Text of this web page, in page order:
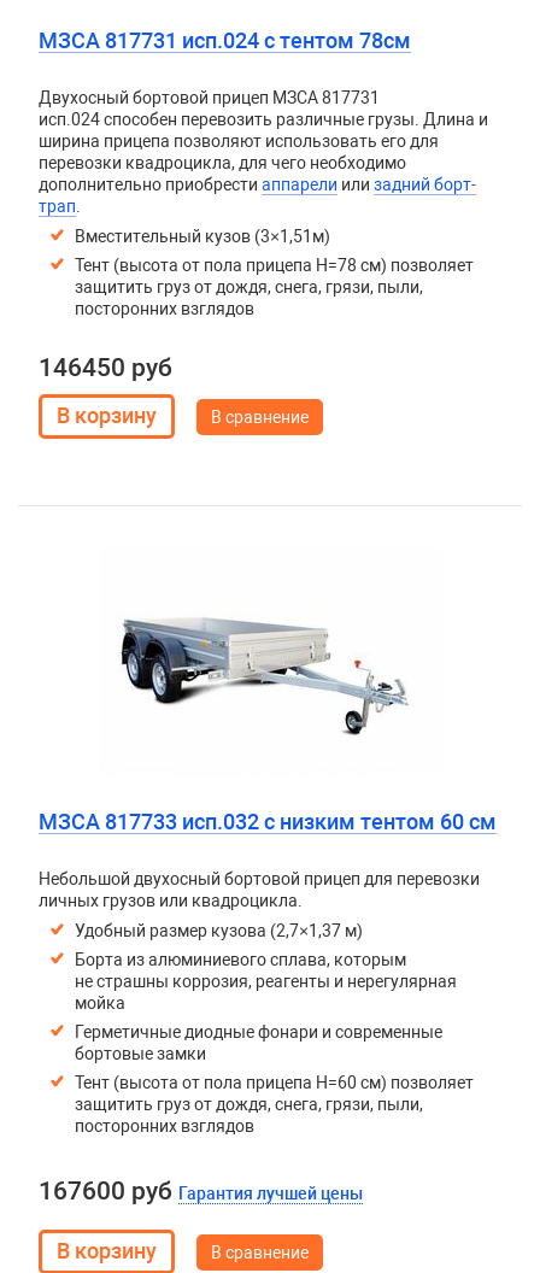
МЗСА 817731 исп.024 с тентом 78см
Двухосный бортовой прицеп МЗСА 817731
исп.024способен перевозить различные грузы. Длина и
ширина прицепа позволяют использовать его для
перевозки квадроцикла, для чего необходимо
дополнительно приобрести аппарели или задний борт-
трап
Вместительный кузов (3×1,51м)
Тент (высота от пола прицепа H=78 см) позволяет
защитить груз от дождя, снега, грязи, пыли,
посторонних взглядов
146450 руб
В сравнение
МЗСА 817733 исп.032 с низким тентом 60 см
Небольшой двухосный бортовой прицеп для перевозки
личных грузов или квадроцикла.
Удобный размер кузова (2,7×1,37 м)
Борта из алюминиевого сплава, которым
не страшны коррозия, реагенты и нерегулярная
мойка
Герметичные диодные фонари и современные
бортовые замки
Тент (высота от пола прицепа H=60 см) позволяет
защитить груз от дождя, снега, грязи, пыли,
посторонних взглядов
167600 руб Гарантия лучшей цены
В сравнение